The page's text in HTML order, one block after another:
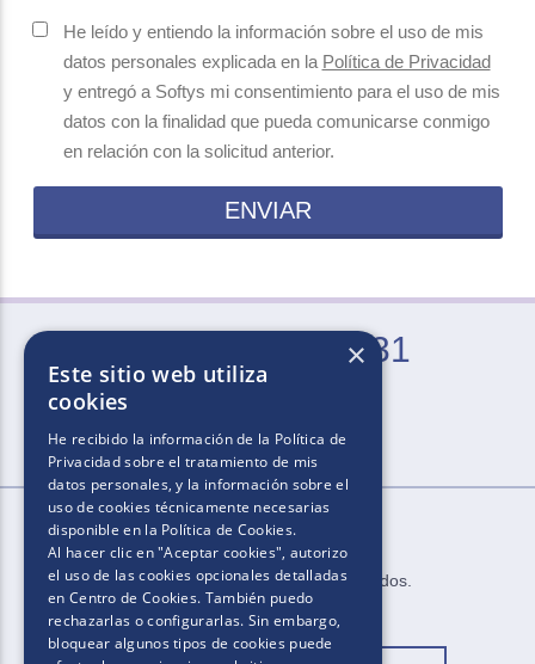
He leído y entiendo la información sobre el uso de mis
datos personales explicada en la Política de Privacidad
y entregó a Softys mi consentimiento para el uso de mis
datos con la finalidad que pueda comunicarse conmigo
en relación con la solicitud anterior.
ENVIAR
0800-666-2031
Lun. a Vie. de 9 a 21 hs (excepto feriados)
2025​.​​ ​Todos los derechos reservados​.​
×
Este sitio web utiliza
cookies
He recibido la información de la Política de
Privacidadsobre el tratamiento de mis
datos personales, y la información sobre el
uso de cookies técnicamente necesarias
disponible en la Política de Cookies.
Al hacer clic en "Aceptar cookies", autorizo
el uso de las cookies opcionales detalladas
en Centro de Cookies. También puedo
rechazarlas o configurarlas. Sin embargo,
bloquear algunos tipos de cookies puede